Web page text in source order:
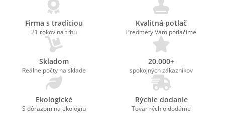
Firma s tradíciou
21 rokov na trhu
Kvalitná potlač
Predmety Vám potlačíme
Skladom
Reálne počty na sklade
20.000+
spokojných zákazníkov
Ekologické
S dôrazom na ekológiu
Rýchle dodanie
Tovar rýchlo dodáme